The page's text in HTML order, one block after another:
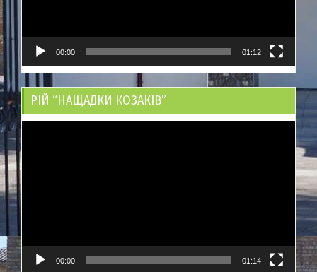
00:00 01:12
РІЙ “НАЩАДКИ КОЗАКІВ”
00:00 01:14